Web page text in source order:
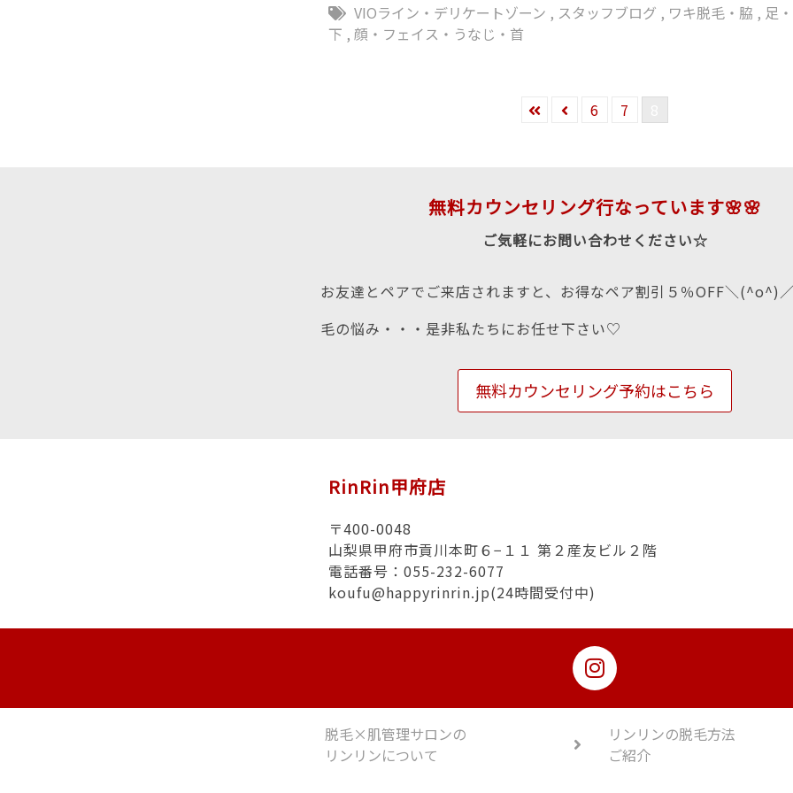
VIOライン・デリケートゾーン , スタッフブログ , ワキ脱毛・脇 , 足
下 ,顔・フェイス・うなじ・首
6 7
無料カウンセリング行なっています🌸🌸
ご気軽にお問い合わせください☆
お友達とペアでご来店されますと、お得なペア割引５％OFF＼(^o^)／
毛の悩み・・・是非私たちにお任せ下さい♡
無料カウンセリング予約はこちら
RinRin甲府店
〒400-0048
山梨県甲府市貢川本町６−１１ 第２産友ビル２階
電話番号：055-232-6077
koufu@happyrinrin.jp(24時間受付中)
脱毛×肌管理サロンの
リンリンについて
リンリンの脱毛方法
ご紹介